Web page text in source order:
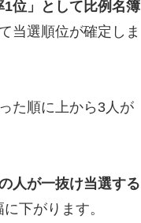
位」として比例名簿
当選順位が確定しま
た順に上から3人が
人が一抜け当選する
下がります。